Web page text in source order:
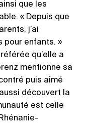
que les
« Depuis que
j’ai
pour enfants. »
qu’elle a
mentionne sa
puis aimé
découvert la
est celle